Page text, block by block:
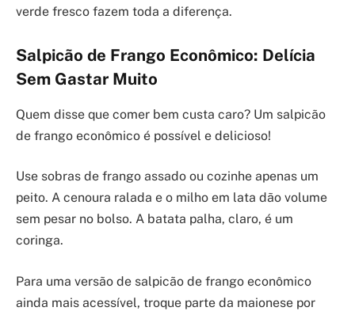
verde fresco fazem toda a diferença.
Salpicão de Frango Econômico: Delícia
Sem Gastar Muito
Quem disse que comer bem custa caro? Um salpicão
de frango econômico é possível e delicioso!
Use sobras de frango assado ou cozinhe apenas um
peito. A cenoura ralada e o milho em lata dão volume
sem pesar no bolso. A batata palha, claro, é um
coringa.
Para uma versão de salpicão de frango econômico
ainda mais acessível, troque parte da maionese por